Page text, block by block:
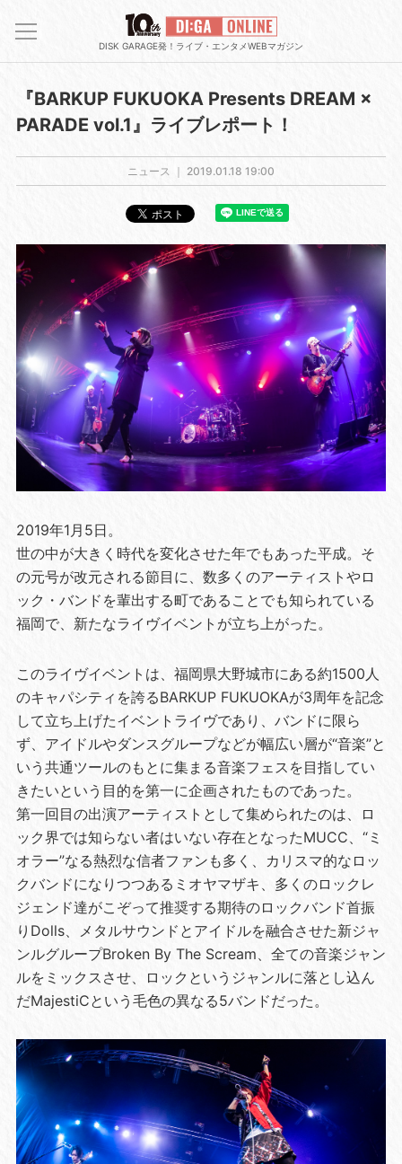
DISK GARAGE発！ライブ・エンタメWEBマガジン
『BARKUP FUKUOKA Presents DREAM ×
PARADE vol.1』ライブレポート！
ニュース ｜ 2019.01.18 19:00
2019年1月5日。
世の中が大きく時代を変化させた年でもあった平成。そ
の元号が改元される節目に、数多くのアーティストやロ
ック・バンドを輩出する町であることでも知られている
福岡で、新たなライヴイベントが立ち上がった。
このライヴイベントは、福岡県大野城市にある約1500人
のキャパシティを誇るBARKUP FUKUOKAが3周年を記念
して立ち上げたイベントライヴであり、バンドに限ら
ず、アイドルやダンスグループなどが幅広い層が“音楽”と
いう共通ツールのもとに集まる音楽フェスを目指してい
きたいという目的を第一に企画されたものであった。
第一回目の出演アーティストとして集められたのは、ロ
ック界では知らない者はいない存在となったMUCC、“ミ
オラー”なる熱烈な信者ファンも多く、カリスマ的なロッ
クバンドになりつつあるミオヤマザキ、多くのロックレ
ジェンド達がこぞって推奨する期待のロックバンド首振
りDolls、メタルサウンドとアイドルを融合させた新ジャ
ンルグループBroken By The Scream、全ての音楽ジャン
ルをミックスさせ、ロックというジャンルに落とし込ん
だMajestiCという毛色の異なる5バンドだった。